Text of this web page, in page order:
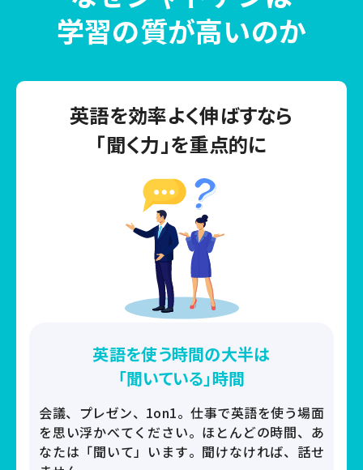
学習の質が高いのか
英語を効率よく伸ばすなら
「聞く力」を重点的に
英語を使う時間の大半は
「聞いている」時間
会議、プレゼン、1on1。仕事で英語を使う場面
を思い浮かべてください。 ほとんどの時間、あ
なたは「聞いて」います。 聞けなければ、話せ